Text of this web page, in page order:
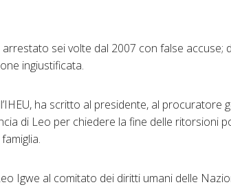
sei volte dal 2007 con false accuse;
ingiustificata.
ha scritto al presidente, al procuratore
di Leo per chiedere la fine delle ritorsioni
Igwe al comitato dei diritti umani delle